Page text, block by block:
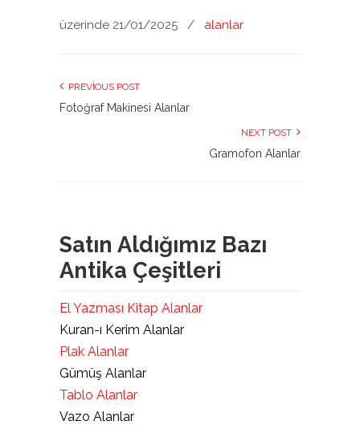
üzerinde 21/01/2025 / alanlar
PREVIOUS POST
Fotoğraf Makinesi Alanlar
NEXT POST
Gramofon Alanlar
Satın Aldığımız Bazı
Antika Çeşitleri
El Yazması Kitap Alanlar
Kuran-ı Kerim Alanlar
Plak Alanlar
Gümüş Alanlar
Tablo Alanlar
Vazo Alanlar